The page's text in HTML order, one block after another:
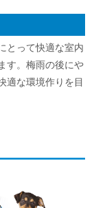
とって快適な室内
す。梅雨の後にや
適な環境作りを目